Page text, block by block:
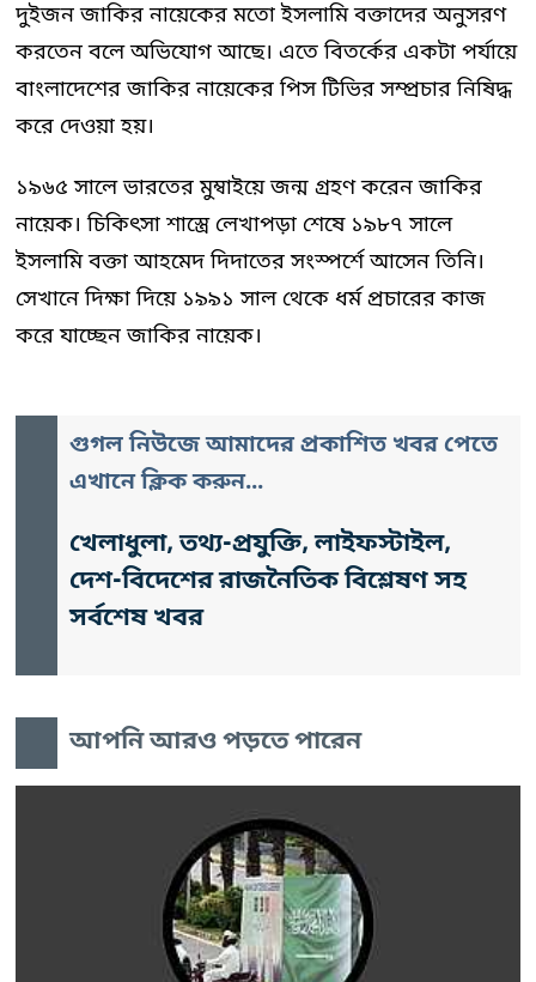
দুইজন জাকির নায়েকের মতো ইসলামি বক্তাদের অনুসরণ
করতেন বলে অভিযোগ আছে। এতে বিতর্কের একটা পর্যায়ে
বাংলাদেশের জাকির নায়েকের পিস টিভির সম্প্রচার নিষিদ্ধ
করে দেওয়া হয়।
১৯৬৫ সালে ভারতের মুম্বাইয়ে জন্ম গ্রহণ করেন জাকির
নায়েক। চিকিৎসা শাস্ত্রে লেখাপড়া শেষে ১৯৮৭ সালে
ইসলামি বক্তা আহমেদ দিদাতের সংস্পর্শে আসেন তিনি।
সেখানে দিক্ষা দিয়ে ১৯৯১ সাল থেকে ধর্ম প্রচারের কাজ
করে যাচ্ছেন জাকির নায়েক।
গুগল নিউজে আমাদের প্রকাশিত খবর পেতে
এখানে ক্লিক করুন...
খেলাধুলা, তথ্য-প্রযুক্তি, লাইফস্টাইল,
দেশ-বিদেশের রাজনৈতিক বিশ্লেষণ সহ
সর্বশেষ খবর
আপনি আরও পড়তে পারেন